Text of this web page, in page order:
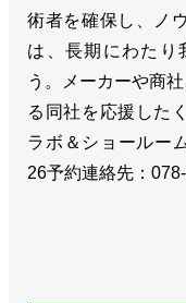
術者を確保し、ノ
は、長期にわたり
う。メーカーや商
る同社を応援した
ラボ＆ショールー
26予約連絡先：